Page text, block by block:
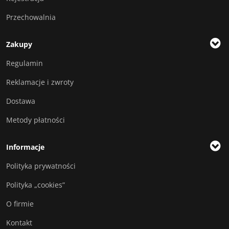
Przechowalnia
Zakupy
Regulamin
Reklamacje i zwroty
Dostawa
Metody płatności
Informacje
Polityka prywatności
Polityka „cookies”
O firmie
Kontakt